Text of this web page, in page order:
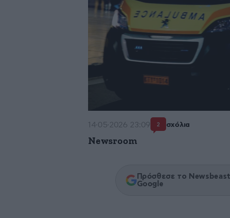
14·05·2026 23:09 2 σχόλια
Newsroom
Πρόσθεσε το Newsbeast
Google